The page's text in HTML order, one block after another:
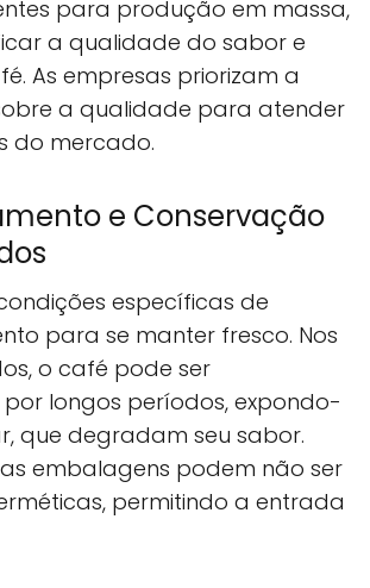
para produção em massa,
a qualidade do sabor e
As empresas priorizam a
a qualidade para atender
do mercado.
e Conservação
específicas de
para se manter fresco. Nos
o café pode ser
longos períodos, expondo-
que degradam seu sabor.
as embalagens podem não ser
permitindo a entrada